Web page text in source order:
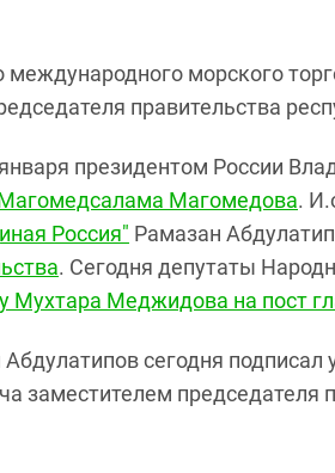
морского
правительства
президентом России
Магомедова.
Россия" Рамазан
. Сегодня депутаты
Мухтара Меджидова на пост
сегодня
заместителем председателя